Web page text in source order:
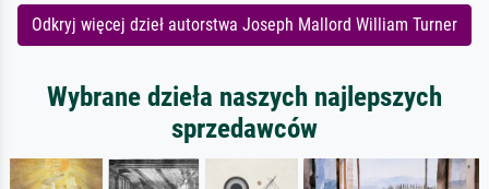
Odkryj więcej dzieł autorstwa Joseph Mallord William Turner
Wybrane dzieła naszych najlepszych
sprzedawców